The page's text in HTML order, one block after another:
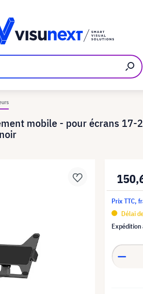
mobile - pour écrans 17-
Prix TTC,
Délai